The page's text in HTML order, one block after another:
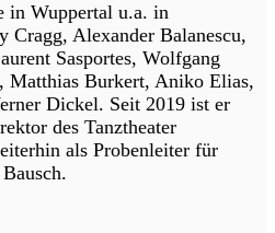
in Wuppertal u.a. in
Cragg, Alexander Balanescu,
Sasportes, Wolfgang
Matthias Burkert, Aniko Elias,
Dickel. Seit 2019 ist er
des Tanztheater
als Probenleiter für